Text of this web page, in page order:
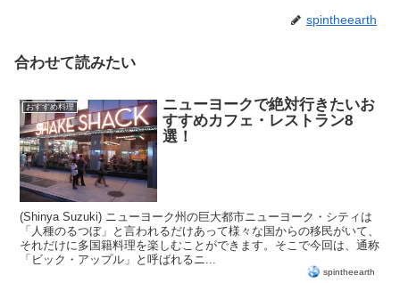
spintheearth
合わせて読みたい
おすすめ料理
ニューヨークで絶対行きたいお
すすめカフェ・レストラン8
選！
(Shinya Suzuki) ニューヨーク州の巨大都市ニューヨーク・シティは
「人種のるつぼ」と言われるだけあって様々な国からの移民がいて、
それだけに多国籍料理を楽しむことができます。そこで今回は、通称
「ビック・アップル」と呼ばれるニ...
spintheearth